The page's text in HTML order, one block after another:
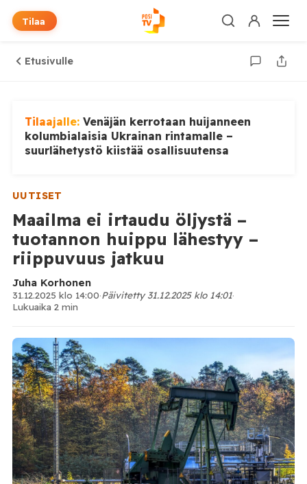
Tilaa
Etusivulle
Tilaajalle: Venäjän kerrotaan huijanneen
kolumbialaisia Ukrainan rintamalle –
suurlähetystö kiistää osallisuutensa
UUTISET
Maailma ei irtaudu öljystä –
tuotannon huippu lähestyy –
riippuvuus jatkuu
Juha Korhonen
31.12.2025 klo 14:00·Päivitetty 31.12.2025 klo 14:01·
Lukuaika 2 min